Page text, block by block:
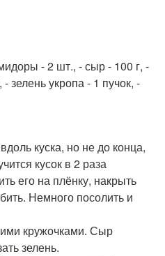
- 2 шт., - сыр - 100 г, -
зелень укропа - 1 пучок, -
куска, но не до конца,
кусок в 2 раза
его на плёнку, накрыть
Немного посолить и
кружочками. Сыр
зелень.